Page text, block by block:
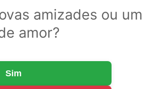
amizades ou um
amor?
Sim